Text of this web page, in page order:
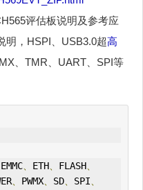
评估板说明及参考应
明，HSPI、USB3.0超高
、TMR、UART、SPI等
EMMC、 ETH、 FLASH、
、 PWMX、 SD、 SPI